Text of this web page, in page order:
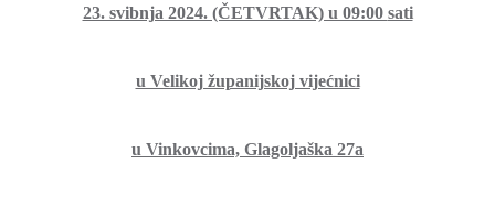
23. svibnja 2024. (ČETVRTAK) u 09:00 sati
u Velikoj županijskoj vijećnici
u Vinkovcima, Glagoljaška 27a